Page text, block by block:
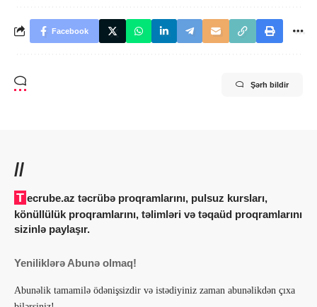
Facebook
Şərh bildir
//
Tecrube.az təcrübə proqramlarını, pulsuz kursları,
könüllülük proqramlarını, təlimləri və təqaüd proqramlarını
sizinlə paylaşır.
Yeniliklərə Abunə olmaq!
Abunəlik tamamilə ödənişsizdir və istədiyiniz zaman abunəlikdən çıxa